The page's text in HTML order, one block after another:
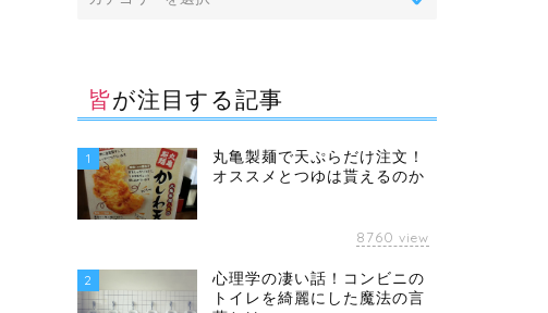
皆が注目する記事
1
丸亀製麺で天ぷらだけ注文！
オススメとつゆは貰えるのか
8760 view
2
心理学の凄い話！コンビニの
トイレを綺麗にした魔法の言